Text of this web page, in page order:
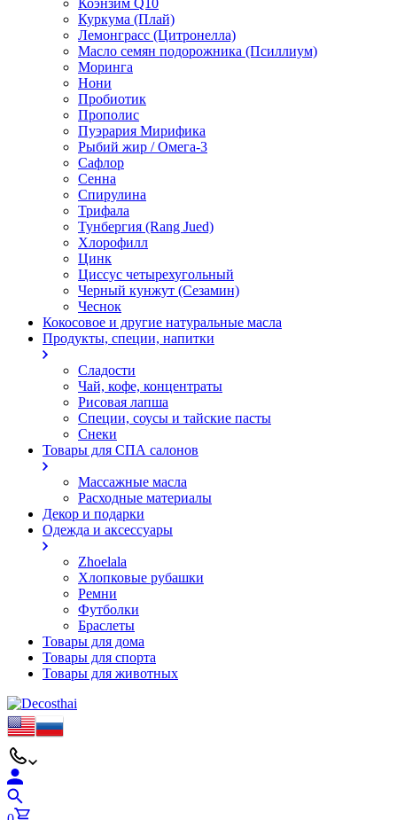
Коэнзим Q10
Куркума (Плай)
Лемонграсс (Цитронелла)
Масло семян подорожника (Псиллиум)
Моринга
Нони
Пробиотик
Прополис
Пуэрария Мирифика
Рыбий жир / Омега-3
Сафлор
Сенна
Спирулина
Трифала
Тунбергия (Rang Jued)
Хлорофилл
Цинк
Циссус четырехугольный
Черный кунжут (Сезамин)
Чеснок
Кокосовое и другие натуральные масла
Продукты, специи, напитки
Сладости
Чай, кофе, концентраты
Рисовая лапша
Специи, соусы и тайские пасты
Снеки
Товары для СПА салонов
Массажные масла
Расходные материалы
Декор и подарки
Одежда и аксессуары
Zhoelala
Хлопковые рубашки
Ремни
Футболки
Браслеты
Товары для дома
Товары для спорта
Товары для животных